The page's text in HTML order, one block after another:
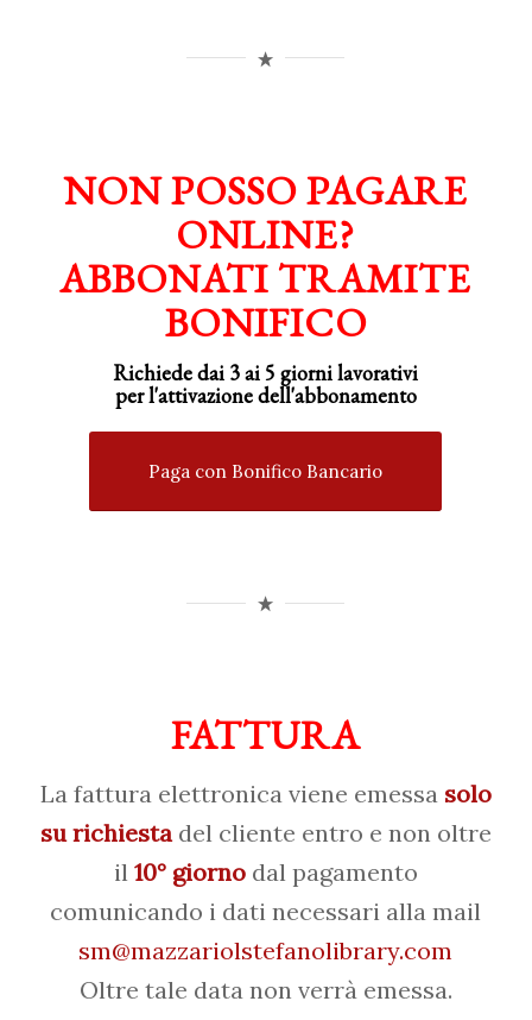
NON POSSO PAGARE
ONLINE?
ABBONATI TRAMITE
BONIFICO
Richiede dai 3 ai 5 giorni lavorativi
perl'attivazionedell'abbonamento
Paga con Bonifico Bancario
FATTURA
La fattura elettronica viene emessasolo
su richiestadel cliente entro e non oltre
il 10° giornodal pagamento
comunicando i dati necessari alla mail
sm@mazzariolstefanolibrary.com
Oltre tale data non verrà emessa.